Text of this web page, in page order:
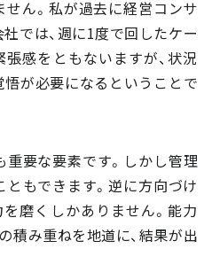
ん。私が過去に経営コンサ
では、週に1度で回したケー
感をともないますが、状況
が必要になるということで
要な要素です。しかし管理
もできます。逆に方向づけ
磨くしかありません。能力
積み重ねを地道に、結果が出